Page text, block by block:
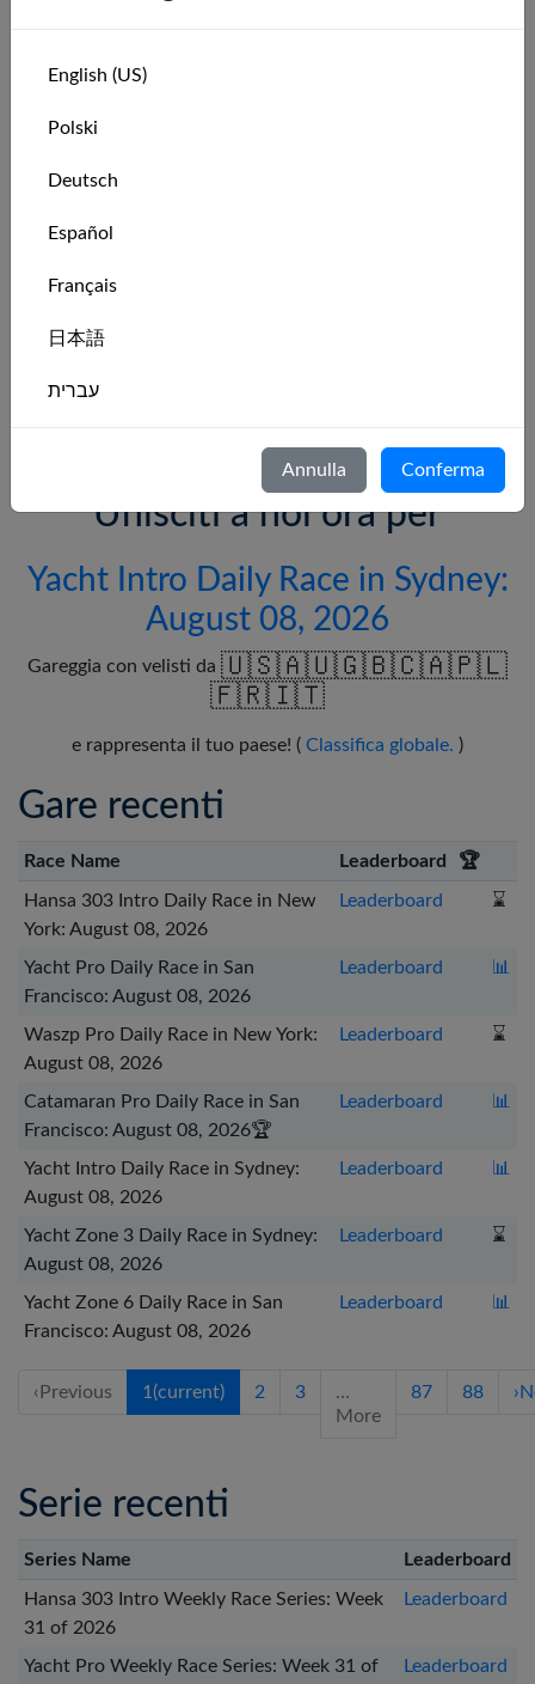
A foiling rocket — lift off and fly above the water.
Unisciti a noi ora per
Yacht Intro Daily Race in Sydney:
August 08, 2026
Gareggia con velisti da 🇺🇸🇦🇺🇬🇧🇨🇦🇵🇱
🇫🇷🇮🇹
e rappresenta il tuo paese! ( Classifica globale. )
Gare recenti
Race Name Leaderboard 🏆
Hansa 303 Intro Daily Race in New
York: August 08, 2026
Leaderboard ⌛
Yacht Pro Daily Race in San
Francisco: August 08, 2026
Leaderboard 📊
Waszp Pro Daily Race in New York:
August 08, 2026
Leaderboard ⌛
Catamaran Pro Daily Race in San
Francisco: August 08, 2026🏆
Leaderboard 📊
Yacht Intro Daily Race in Sydney:
August 08, 2026
Leaderboard 📊
Yacht Zone 3 Daily Race in Sydney:
August 08, 2026
Leaderboard ⌛
Yacht Zone 6 Daily Race in San
Francisco: August 08, 2026
Leaderboard 📊
‹ Previous 1 (current) 2 3
…
More
87 88 ›
Serie recenti
Series Name Leaderboard
Hansa 303 Intro Weekly Race Series: Week
31 of 2026
Leaderboard
Yacht Pro Weekly Race Series: Week 31 of
Leaderboard
English (US)
Polski
Deutsch
Español
Français
日本語
עברית
Annulla Conferma